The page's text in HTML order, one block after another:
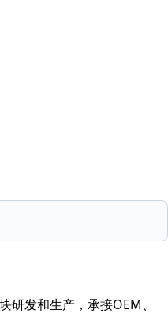
研发和生产，承接OEM、